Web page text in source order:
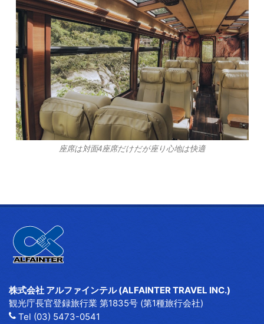
座席は対面4座席だけだが座り心地は快適
株式会社 アルファインテル (ALFAINTER TRAVEL INC.)
観光庁長官登録旅行業 第1835号 (第1種旅行会社)
Tel (03) 5473-0541